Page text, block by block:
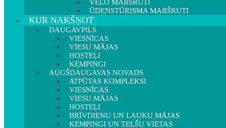
VELO MARŠRUTI
ŪDENSTŪRISMA MARŠRUTI
KUR NAKŠŅOT
DAUGAVPILS
VIESNĪCAS
VIESU MĀJAS
HOSTEĻI
KEMPINGI
AUGŠDAUGAVAS NOVADS
ATPŪTAS KOMPLEKSI
VIESNĪCAS
VIESU MĀJAS
HOSTEĻI
BRĪVDIENU UN LAUKU MĀJAS
KEMPINGI UN TELŠU VIETAS